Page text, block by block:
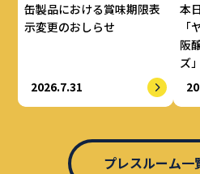
缶製品における賞味期限表
示変更のおしらせ
2026.7.31
本
阪
ズ」
プレスルーム一